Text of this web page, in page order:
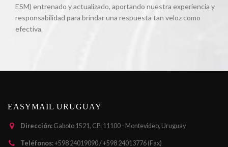
ESM) entrenado y actualizado, aportando nuestra experiencia y
responsabilidad para brindar una respuesta tan veloz como
efectiva.
EASYMAIL URUGUAY
Dirección: Gaboto 1521, CP: 11100 - Montevideo, Uruguay
Teléfonos:+598 24019090 / +598 24013776 (Fax)